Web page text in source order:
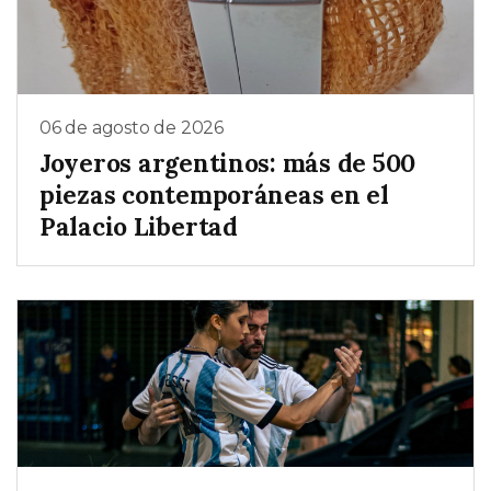
06 de agosto de 2026
Joyeros argentinos: más de 500
piezas contemporáneas en el
Palacio Libertad